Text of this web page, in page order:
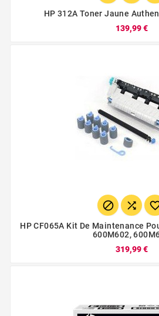
HP 312A Toner Jaune
139,99 €
 
HP CF065A Kit De Maintenance
600M602,
319,99 €